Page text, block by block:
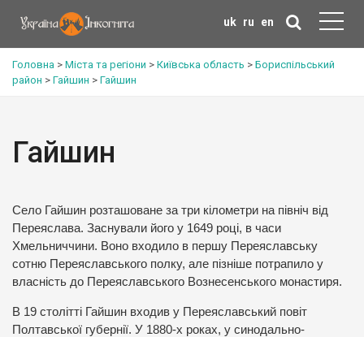
uk ru en
Головна > Міста та регіони > Київська область > Бориспільський
район > Гайшин > Гайшин
Гайшин
Село Гайшин розташоване за три кілометри на північ від
Переяслава. Заснували його у 1649 році, в часи
Хмельниччини. Воно входило в першу Переяславську
сотню Переяславського полку, але пізніше потрапило у
власність до Переяславського Вознесенського монастиря.
В 19 столітті Гайшин входив у Переяславський повіт
Полтавської губернії. У 1880-х роках, у синодально-